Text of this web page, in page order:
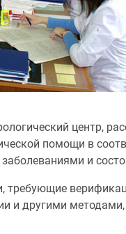
центр,
помощи в
и
требующие
и другими